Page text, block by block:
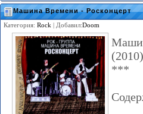
Машина Времени - Росконцерт
Категория: Rock | Добавил:Doom
(2010)
***